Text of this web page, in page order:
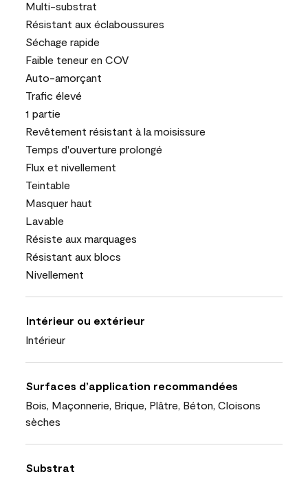
Multi-substrat
Résistant aux éclaboussures
Séchage rapide
Faible teneur en COV
Auto-amorçant
Trafic élevé
1 partie
Revêtement résistant à la moisissure
Temps d'ouverture prolongé
Flux et nivellement
Teintable
Masquer haut
Lavable
Résiste aux marquages
Résistant aux blocs
Nivellement
Intérieur ou extérieur
Intérieur
Surfaces d’application recommandées
Bois, Maçonnerie, Brique, Plâtre, Béton, Cloisons
sèches
Substrat